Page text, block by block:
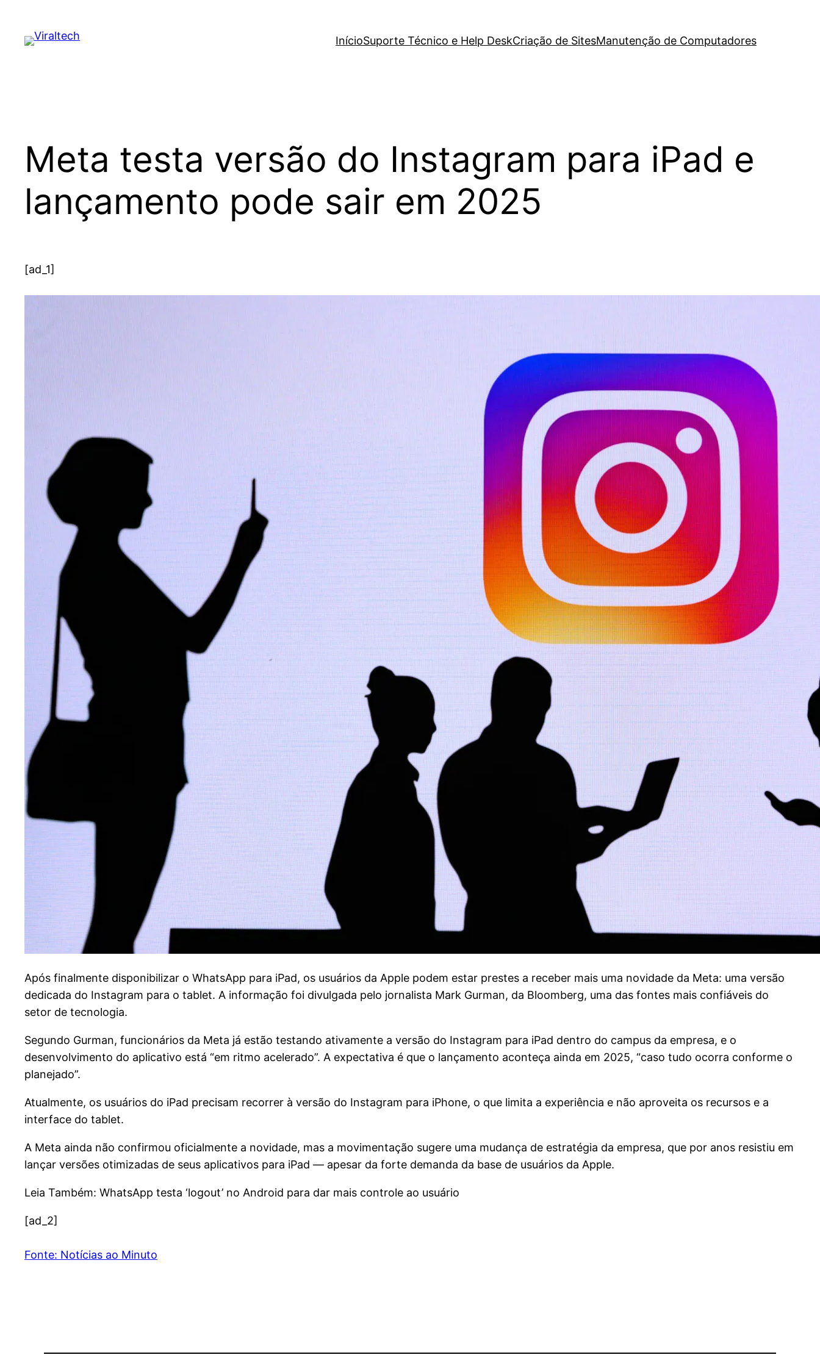
InícioSuporte Técnico e Help DeskCriação de SitesManutenção de Computadores
Meta testa versão do Instagram para iPad e
lançamento pode sair em 2025
[ad_1]
Após finalmente disponibilizar o WhatsApp para iPad, os usuários da Apple podem estar prestes a receber mais uma novidade da Meta: uma versão
dedicada do Instagram para o tablet. A informação foi divulgada pelo jornalista Mark Gurman, da Bloomberg, uma das fontes mais confiáveis do
setor de tecnologia.
Segundo Gurman, funcionários da Meta já estão testando ativamente a versão do Instagram para iPad dentro do campus da empresa, e o
desenvolvimento do aplicativo está “em ritmo acelerado”. A expectativa é que o lançamento aconteça ainda em 2025, “caso tudo ocorra conforme o
planejado”.
Atualmente, os usuários do iPad precisam recorrer à versão do Instagram para iPhone, o que limita a experiência e não aproveita os recursos e a
interface do tablet.
A Meta ainda não confirmou oficialmente a novidade, mas a movimentação sugere uma mudança de estratégia da empresa, que por anos resistiu em
lançar versões otimizadas de seus aplicativos para iPad — apesar da forte demanda da base de usuários da Apple.
Leia Também: WhatsApp testa ‘logout’ no Android para dar mais controle ao usuário
[ad_2]
Fonte: Notícias ao Minuto